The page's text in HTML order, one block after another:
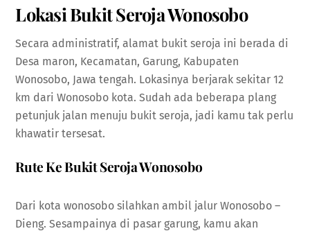
Lokasi Bukit Seroja Wonosobo
Secara administratif, alamat bukit seroja ini berada di
Desa maron, Kecamatan, Garung, Kabupaten
Wonosobo, Jawa tengah. Lokasinya berjarak sekitar 12
km dari Wonosobo kota. Sudah ada beberapa plang
petunjuk jalan menuju bukit seroja, jadi kamu tak perlu
khawatir tersesat.
Rute Ke Bukit Seroja Wonosobo
Dari kota wonosobo silahkan ambil jalur Wonosobo –
Dieng. Sesampainya di pasar garung, kamu akan